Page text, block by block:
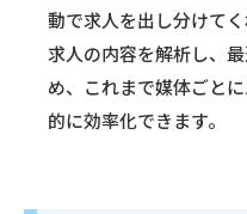
動で求人を出し分けて
求人の内容を解析し、
め、これまで媒体ごと
的に効率化できます。